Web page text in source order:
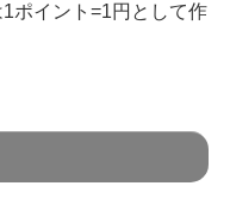
ポイント=1円として作